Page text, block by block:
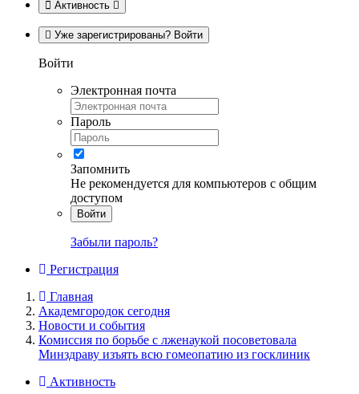
Активность
Уже зарегистрированы? Войти
Войти
Электронная почта
Пароль
Запомнить
Не рекомендуется для компьютеров с общим
доступом
Войти
Забыли пароль?
Регистрация
Главная
Академгородок сегодня
Новости и события
Комиссия по борьбе с лженаукой посоветовала
Минздраву изъять всю гомеопатию из госклиник
Активность